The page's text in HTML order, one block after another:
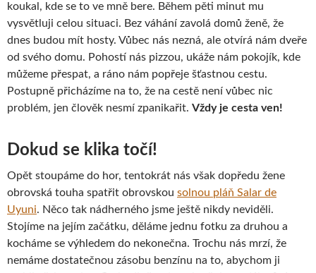
koukal, kde se to ve mně bere. Během pěti minut mu
vysvětluji celou situaci. Bez váhání zavolá domů ženě, že
dnes budou mít hosty. Vůbec nás nezná, ale otvírá nám dveře
od svého domu. Pohostí nás pizzou, ukáže nám pokojík, kde
můžeme přespat, a ráno nám popřeje šťastnou cestu.
Postupně přicházíme na to, že na cestě není vůbec nic
problém, jen člověk nesmí zpanikařit. Vždy je cesta ven!
Dokud se klika točí!
Opět stoupáme do hor, tentokrát nás však dopředu žene
obrovská touha spatřit obrovskou solnou pláň Salar de
Uyuni. Něco tak nádherného jsme ještě nikdy neviděli.
Stojíme na jejím začátku, děláme jednu fotku za druhou a
kocháme se výhledem do nekonečna. Trochu nás mrzí, že
nemáme dostatečnou zásobu benzínu na to, abychom ji